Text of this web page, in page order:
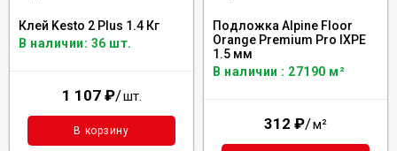
Клей Kesto 2 Plus 1.4 Кг
В наличии: 36 шт.
1 107 ₽/шт.
В корзину
Подложка Alpine Floor
Orange Premium Pro IXPE
1.5 мм
В наличии : 27190 м²
312 ₽/м²